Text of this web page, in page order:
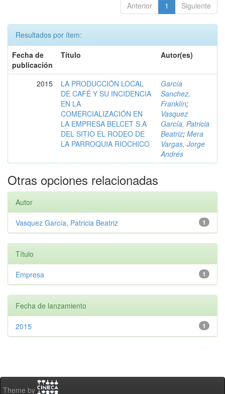
Anterior 1 Siguiente
Resultados por ítem:
Fecha de
publicación
Título Autor(es)
2015
LA PRODUCCIÓN LOCAL
DE CAFÉ Y SU INCIDENCIA
EN LA
COMERCIALIZACIÓN EN
LA EMPRESA BELCET S.A
DEL SITIO EL RODEO DE
LA PARROQUIA RIOCHICO
García
Sanchez,
Franklín;
Vasquez
García, Patricia
Beatriz; Mera
Vargas, Jorge
Andrés
Otras opciones relacionadas
Autor
1
Vasquez García, Patricia Beatriz
Título
1
Empresa
Fecha de lanzamiento
1
2015
Theme by